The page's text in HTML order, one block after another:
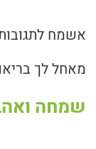
אשמח
מאחל לך
שמחה